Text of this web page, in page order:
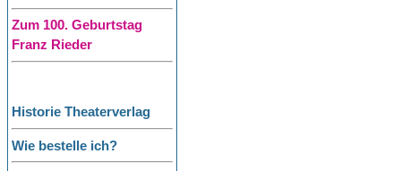
Zum 100. Geburtstag
Franz Rieder
Historie Theaterverlag
Wie bestelle ich?